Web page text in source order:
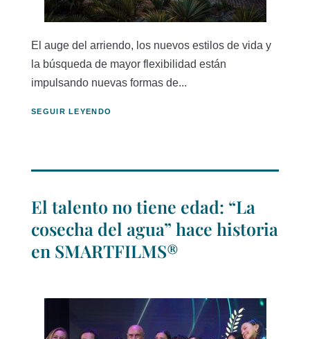
El auge del arriendo, los nuevos estilos de vida y
la búsqueda de mayor flexibilidad están
impulsando nuevas formas de...
SEGUIR LEYENDO
El talento no tiene edad: “La
cosecha del agua” hace historia
en SMARTFILMS®